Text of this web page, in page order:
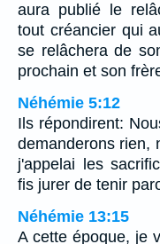
aura publié le
tout créancier qui
se relâchera de
prochain et son
Néhémie 5:12
Ils répondirent:
demanderons rien,
j'appelai les
fis jurer de tenir
Néhémie 13:15
A cette époque, je